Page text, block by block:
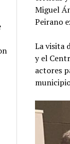
Miguel
Peirano
La visita
y el
actores